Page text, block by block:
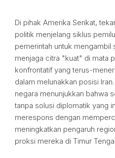
Di pihak Amerika Serikat,
politik menjelang siklus
pemerintah untuk
menjaga citra "kuat" di mata
konfrontatif yang terus-
dalam melunakkan posisi
negara menunjukkan bahwa
tanpa solusi diplomatik yang
merespons dengan
meningkatkan pengaruh
proksi mereka di Timur